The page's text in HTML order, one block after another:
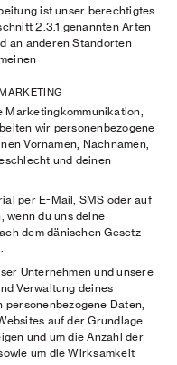
ist unser berechtigtes
2.3.1 genannten Arten
an anderen Standorten
Marketingkommunikation,
wir personenbezogene
Vornamen, Nachnamen,
und deinen
per E-Mail, SMS oder auf
wenn du uns deine
dem dänischen Gesetz
Unternehmen und unsere
Verwaltung deines
Daten,
auf der Grundlage
und um die Anzahl der
um die Wirksamkeit